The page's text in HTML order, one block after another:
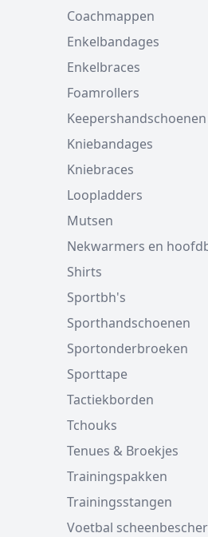
Coachmappen
Enkelbandages
Enkelbraces
Foamrollers
Keepershandschoenen
Kniebandages
Kniebraces
Loopladders
Mutsen
Nekwarmers en
Shirts
Sportbh's
Sporthandschoenen
Sportonderbroeken
Sporttape
Tactiekborden
Tchouks
Tenues & Broekjes
Trainingspakken
Trainingsstangen
Voetbal